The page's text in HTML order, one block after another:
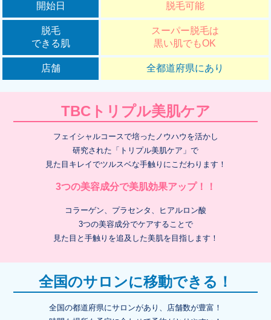
開始日 脱毛可能
脱毛
できる肌
スーパー脱毛は
黒い肌でもOK
店舗 全都道府県にあり
TBCトリプル美肌ケア
フェイシャルコースで培ったノウハウを活かし
研究された「トリプル美肌ケア」で
見た目キレイでツルスベな手触りにこだわります！
3つの美容成分で美肌効果アップ！！
コラーゲン、プラセンタ、ヒアルロン酸
3つの美容成分でケアすることで
見た目と手触りを追及した美肌を目指します！
全国のサロンに移動できる！
全国の都道府県にサロンがあり、店舗数が豊富！